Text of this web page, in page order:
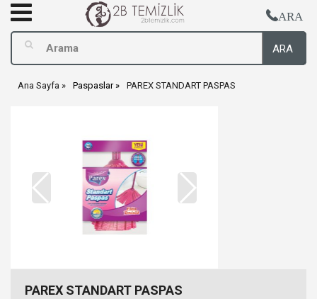
ARA
ARA
Ana Sayfa Paspaslar PAREX STANDART PASPAS
PAREX STANDART PASPAS